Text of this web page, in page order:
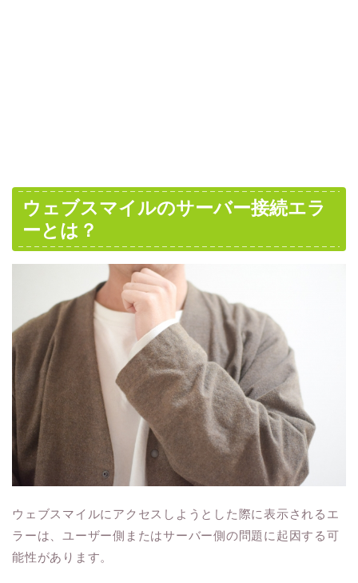
ウェブスマイルのサーバー接続エラ
ーとは？
ウェブスマイルにアクセスしようとした際に表示されるエ
ラーは、ユーザー側またはサーバー側の問題に起因する可
能性があります。